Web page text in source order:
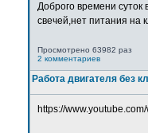
Доброго времени суток
свечей,нет питания на
Просмотрено 63982 раз
2 комментариев
Работа двигателя без
https://